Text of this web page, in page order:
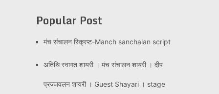
Popular Post
मंच संचालन स्क्रिप्ट-Manch sanchalan script
अतिथि स्वागत शायरी । मंच संचालन शायरी । दीप
प्रज्जवलन शायरी । Guest Shayari । stage